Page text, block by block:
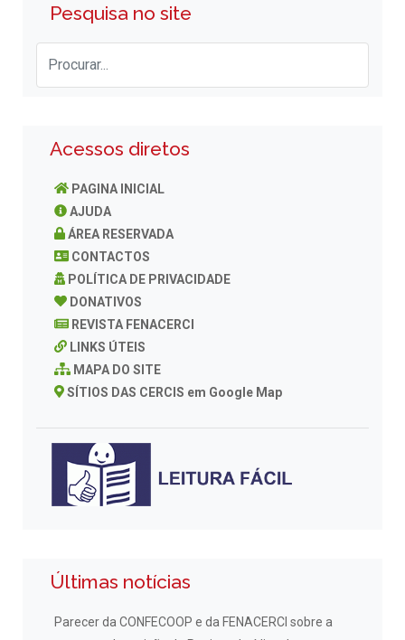
Pesquisa no site
Acessos diretos
PAGINA INICIAL
AJUDA
ÁREA RESERVADA
CONTACTOS
POLÍTICA DE PRIVACIDADE
DONATIVOS
REVISTA FENACERCI
LINKS ÚTEIS
MAPA DO SITE
SÍTIOS DAS CERCIS em Google Map
Últimas notícias
Parecer da CONFECOOP e da FENACERCI sobre a